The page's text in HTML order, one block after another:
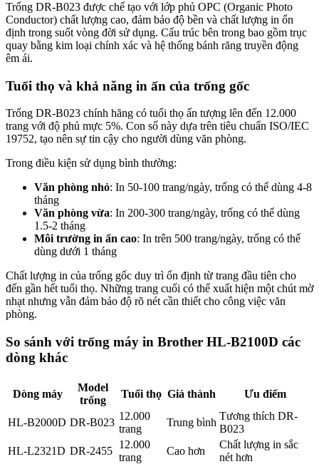
Trống DR-B023 được chế tạo với lớp phủ OPC (Organic Photo
Conductor) chất lượng cao, đảm bảo độ bền và chất lượng in ổn
định trong suốt vòng đời sử dụng. Cấu trúc bên trong bao gồm trục
quay bằng kim loại chính xác và hệ thống bánh răng truyền động
êm ái.
Tuổi thọ và khả năng in ấn của trống gốc
Trống DR-B023 chính hãng có tuổi thọ ấn tượng lên đến 12.000
trang với độ phủ mực 5%. Con số này dựa trên tiêu chuẩn ISO/IEC
19752, tạo nên sự tin cậy cho người dùng văn phòng.
Trong điều kiện sử dụng bình thường:
Văn phòng nhỏ: In 50-100 trang/ngày, trống có thể dùng 4-8
tháng
Văn phòng vừa: In 200-300 trang/ngày, trống có thể dùng
1.5-2 tháng
Môi trường in ấn cao: In trên 500 trang/ngày, trống có thể
dùng dưới 1 tháng
Chất lượng in của trống gốc duy trì ổn định từ trang đầu tiên cho
đến gần hết tuổi thọ. Những trang cuối có thể xuất hiện một chút mờ
nhạt nhưng vẫn đảm bảo độ rõ nét cần thiết cho công việc văn
phòng.
So sánh với trống máy in Brother HL-B2100D các
dòng khác
Dòng máy
Model
trống
Tuổi thọ Giá thành Ưu điểm
HL-B2000D DR-B023
12.000
trang
Trung bình
Tương thích DR-
B023
HL-L2321D DR-2455
12.000
trang
Cao hơn
Chất lượng in sắc
nét hơn